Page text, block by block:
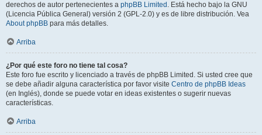
derechos de autor pertenecientes a phpBB Limited . Está hecho bajo la GNU
(Licencia Pública General) versión 2 (GPL-2.0) y es de libre distribución. Vea
About phpBB para más detalles.
Arriba
¿Por qué este foro no tiene tal cosa?
Este foro fue escrito y licenciado a través de phpBB Limited. Si usted cree que
se debe añadir alguna característica por favor visite Centro de phpBB Ideas
(en Inglés), donde se puede votar en ideas existentes o sugerir nuevas
características.
Arriba